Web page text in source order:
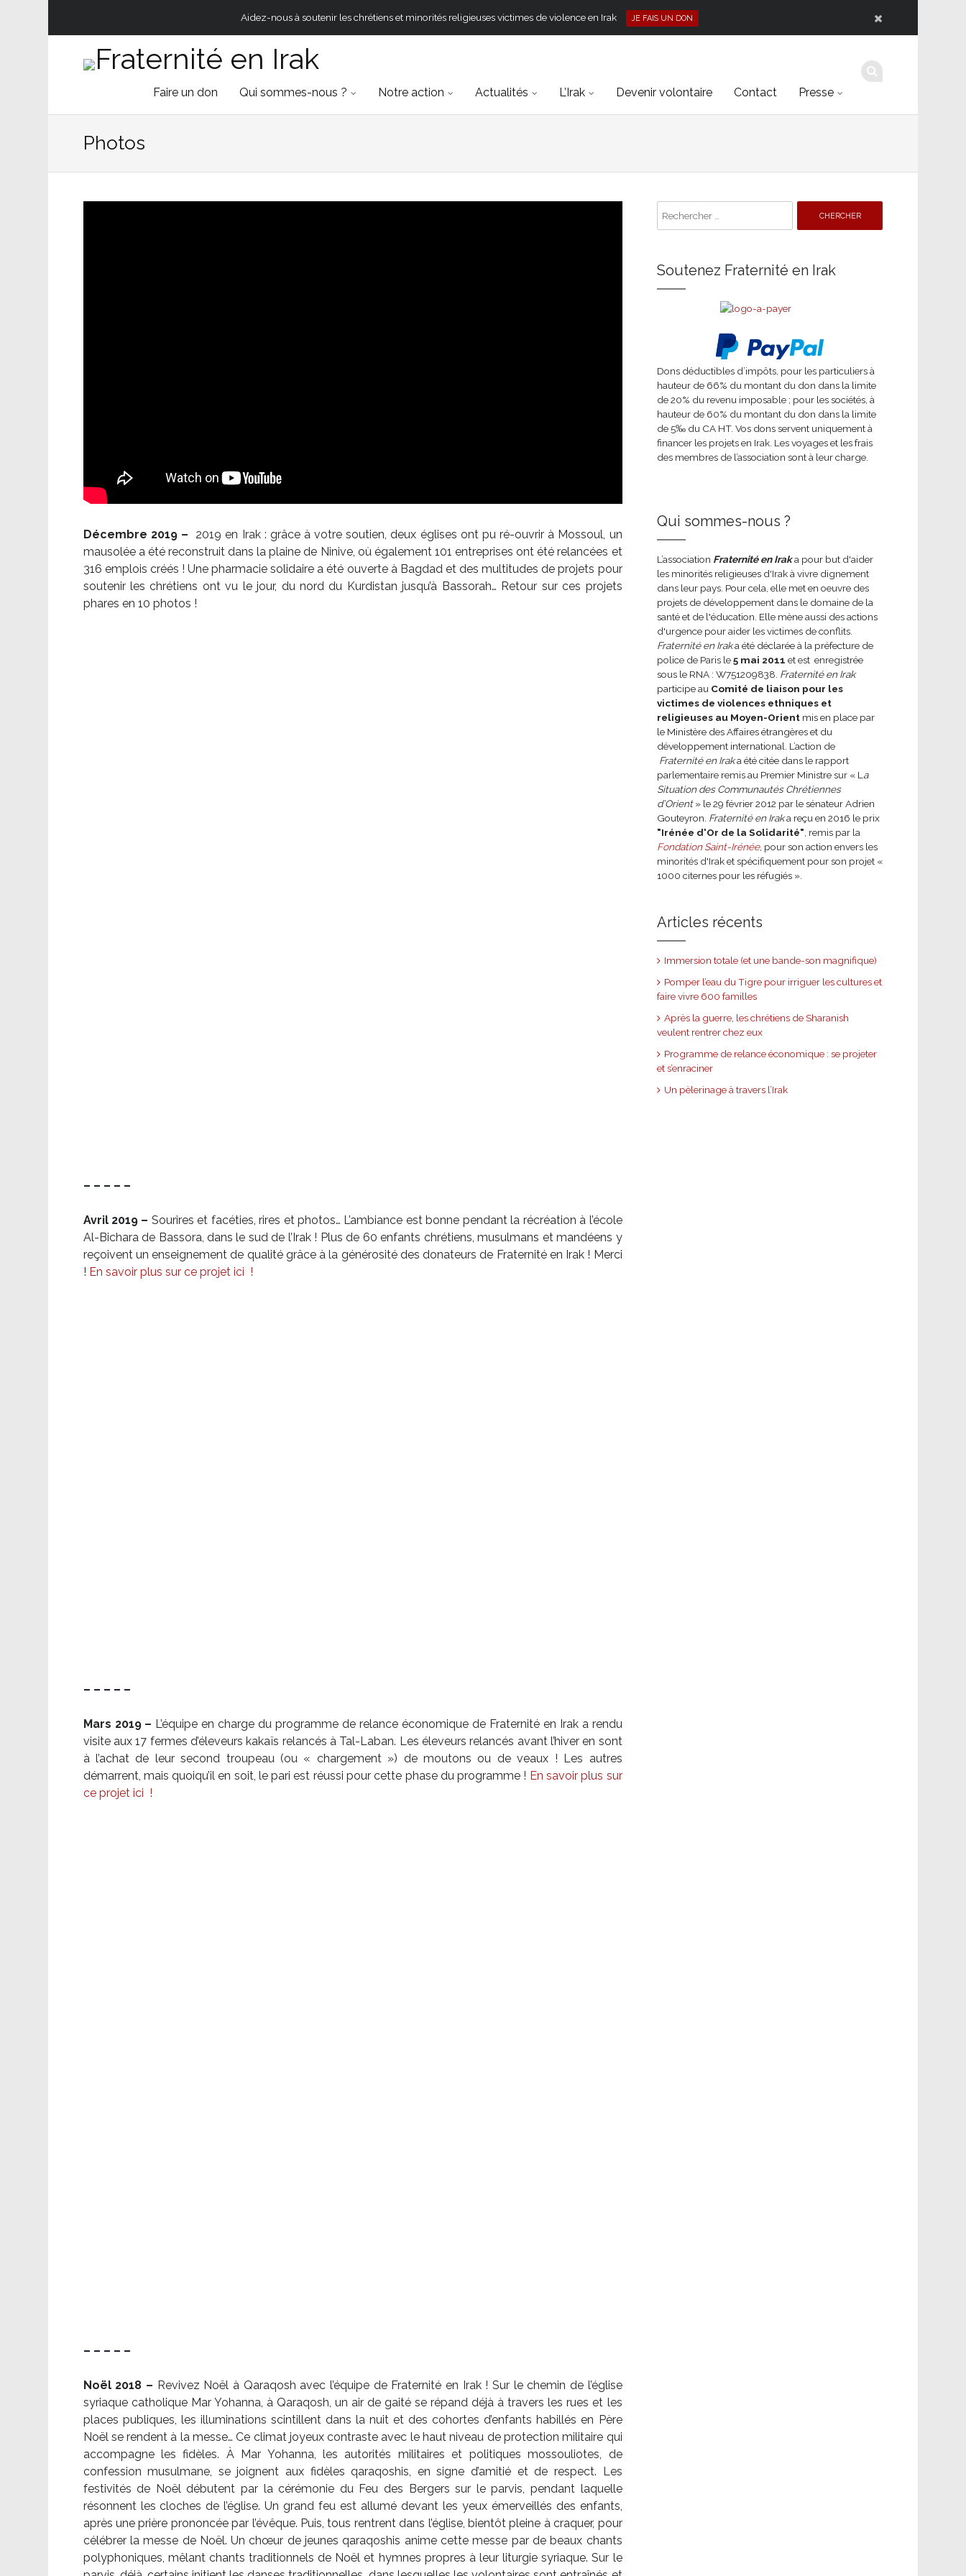
Aidez-nous à soutenir les chrétiens et minorités religieuses victimes de violence en Irak JE FAIS UN DON
Faire un don Qui sommes-nous ? Notre action Actualités L’Irak Devenir volontaire Contact Presse
content
Photos
Décembre 2019 – 2019 en Irak : grâce à votre soutien, deux églises ont pu ré-ouvrir à Mossoul, un
mausolée a été reconstruit dans la plaine de Ninive, où également 101 entreprises ont été relancées et
316 emplois créés ! Une pharmacie solidaire a été ouverte à Bagdad et des multitudes de projets pour
soutenir les chrétiens ont vu le jour, du nord du Kurdistan jusqu’à Bassorah… Retour sur ces projets
phares en 10 photos !
– – – – –
Avril 2019 – Sourires et facéties, rires et photos… L’ambiance est bonne pendant la récréation à l’école
Al-Bichara de Bassora, dans le sud de l’Irak ! Plus de 60 enfants chrétiens, musulmans et mandéens y
reçoivent un enseignement de qualité grâce à la générosité des donateurs de Fraternité en Irak ! Merci
! En savoir plus sur ce projet ici !
– – – – –
Mars 2019 – L’équipe en charge du programme de relance économique de Fraternité en Irak a rendu
visite aux 17 fermes d’éleveurs kakaïs relancés à Tal-Laban. Les éleveurs relancés avant l’hiver en sont
à l’achat de leur second troupeau (ou « chargement ») de moutons ou de veaux ! Les autres
démarrent, mais quoiqu’il en soit, le pari est réussi pour cette phase du programme ! En savoir plus sur
ce projet ici !
– – – – –
Noël 2018 – Revivez Noël à Qaraqosh avec l’équipe de Fraternité en Irak ! Sur le chemin de l’église
syriaque catholique Mar Yohanna, à Qaraqosh, un air de gaité se répand déjà à travers les rues et les
places publiques, les illuminations scintillent dans la nuit et des cohortes d’enfants habillés en Père
Noël se rendent à la messe… Ce climat joyeux contraste avec le haut niveau de protection militaire qui
accompagne les fidèles. À Mar Yohanna, les autorités militaires et politiques mossouliotes, de
confession musulmane, se joignent aux fidèles qaraqoshis, en signe d’amitié et de respect. Les
festivités de Noël débutent par la cérémonie du Feu des Bergers sur le parvis, pendant laquelle
résonnent les cloches de l’église. Un grand feu est allumé devant les yeux émerveillés des enfants,
après une prière prononcée par l’évêque. Puis, tous rentrent dans l’église, bientôt pleine à craquer, pour
célébrer la messe de Noël. Un chœur de jeunes qaraqoshis anime cette messe par de beaux chants
polyphoniques, mêlant chants traditionnels de Noël et hymnes propres à leur liturgie syriaque. Sur le
Soutenez Fraternité en Irak
Dons déductibles d’impôts, pour les particuliers à
hauteur de 66% du montant du don dans la limite
de 20% du revenu imposable ; pour les sociétés, à
hauteur de 60% du montant du don dans la limite
de 5‰ du CA HT. Vos dons servent uniquement à
financer les projets en Irak. Les voyages et les frais
des membres de l’association sont à leur charge.
Qui sommes-nous ?
L’association Fraternité en Iraka pour but d'aider
les minorités religieuses d'Irak à vivre dignement
dans leur pays. Pour cela, elle met en oeuvre des
projets de développement dans le domaine de la
santé et de l'éducation. Elle mène aussi des actions
d'urgence pour aider les victimes de conflits.
Fraternité en Iraka été déclarée à la préfecture de
police de Paris le5 mai 2011 et est enregistrée
sous le RNA : W751209838. Fraternité en Irak
participe au Comité de liaison pour les
victimes de violences ethniques et
religieuses au Moyen-Orientmis en place par
le Ministère des Affaires étrangères et du
développement international. L’action de
Fraternité en Iraka été citée dans le rapport
parlementaire remis au Premier Ministre sur « L a
Situation des Communautés Chrétiennes
d’Orient» le 29 février 2012 par le sénateur Adrien
Gouteyron. Fraternité en Iraka reçu en 2016 le prix
"Irénée d'Or de la Solidarité" , remis par la
Fondation Saint-Irénée, pour son action envers les
minorités d'Irak et spécifiquement pour son projet «
1000 citernes pour les réfugiés ».
Articles récents
Immersion totale (et une bande-son magnifique)
Pomper l’eau du Tigre pour irriguer les cultures et
faire vivre 600 familles
Après la guerre, les chrétiens de Sharanish
veulent rentrer chez eux
Programme de relance économique : se projeter
et s’enraciner
Un pèlerinage à travers l’Irak